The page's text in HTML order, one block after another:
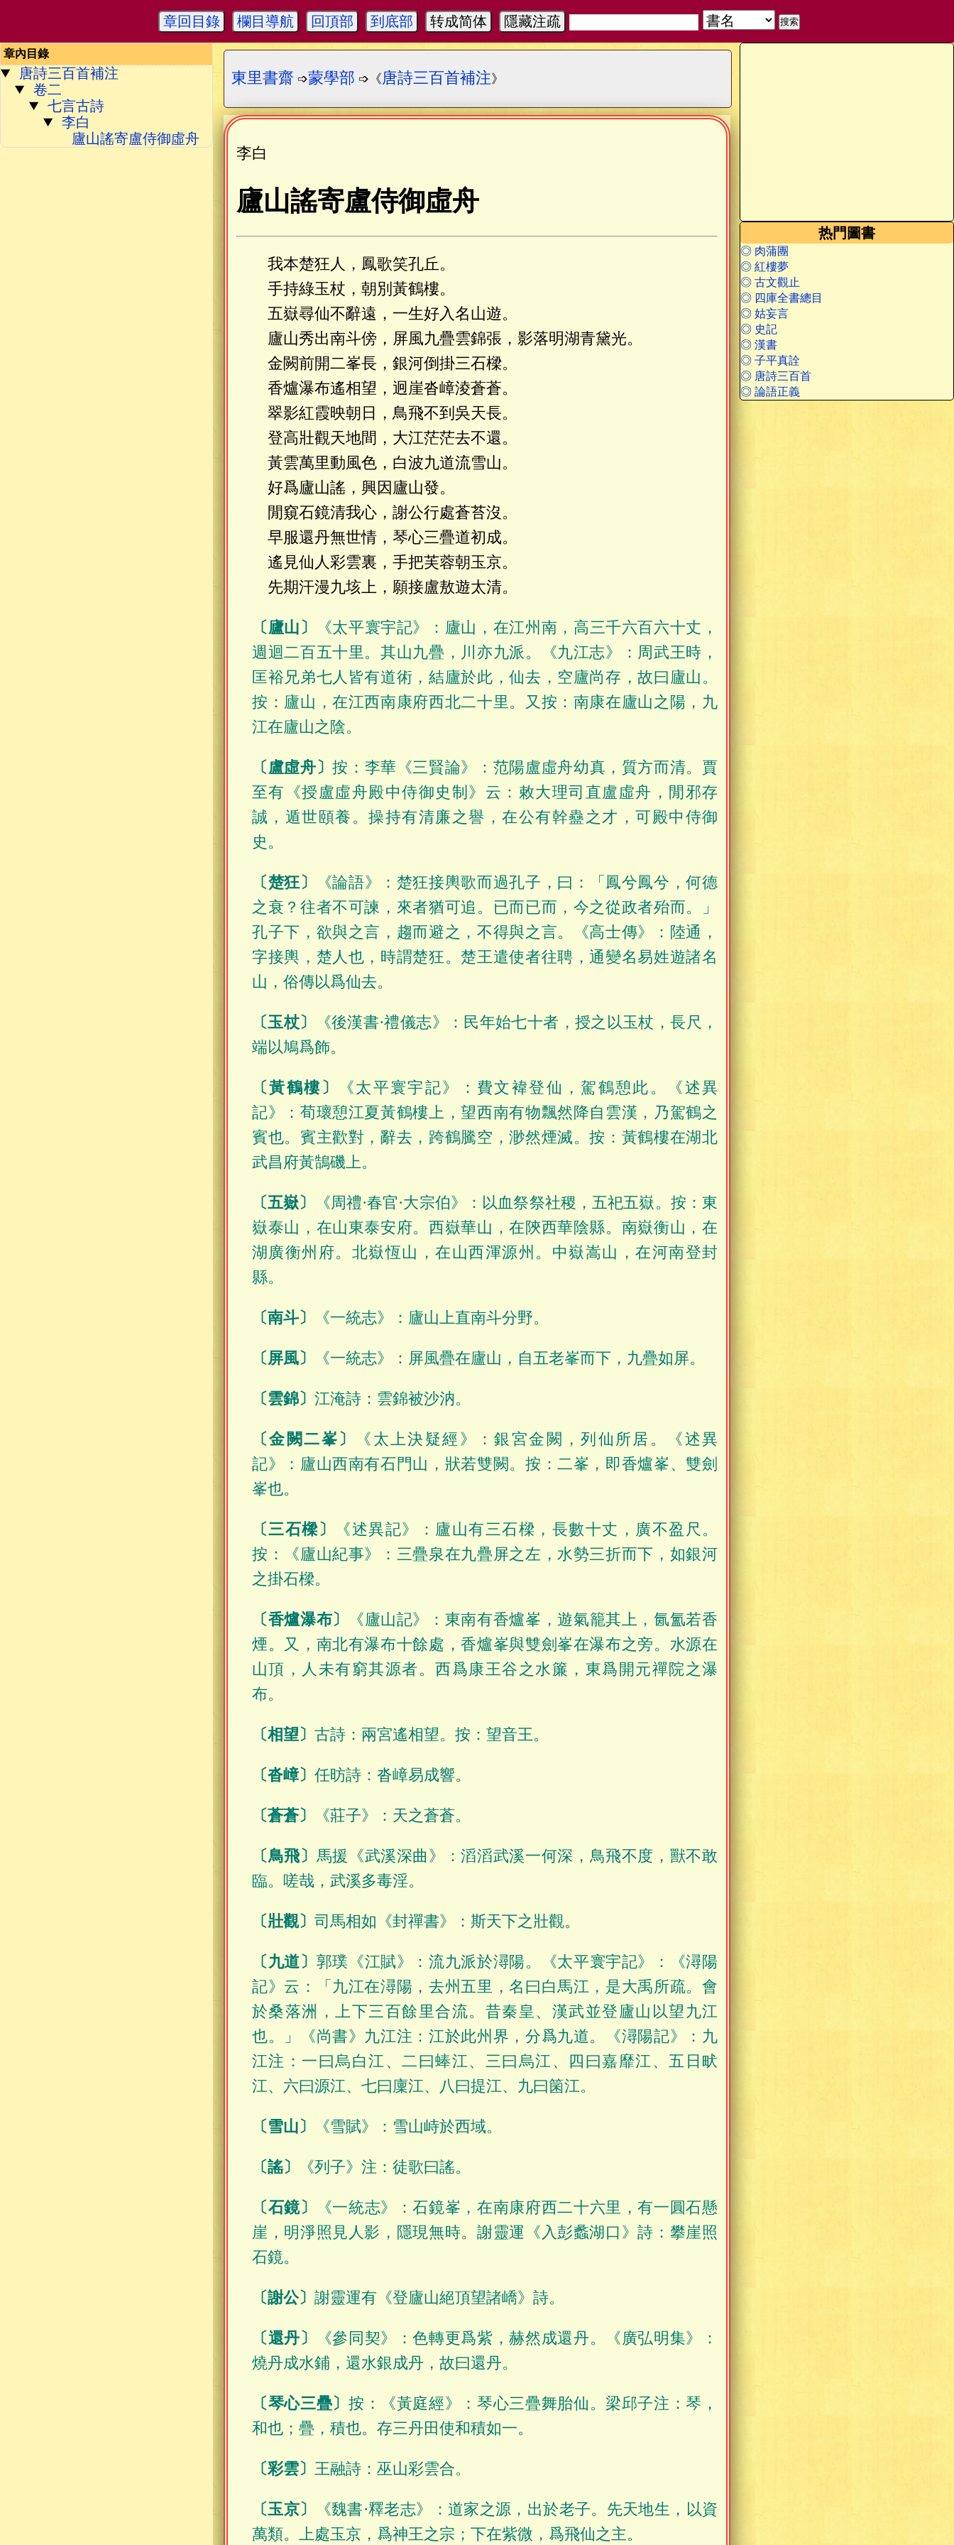
章回目錄 欄目導航 回頂部 到底部 转成简体 隱藏注疏
章內目錄
唐詩三百首補注
卷二
七言古詩
李白
廬山謠寄盧侍御虛舟
热門圖書
◎ 肉蒲團
◎ 紅樓夢
◎ 古文觀止
◎ 四庫全書總目
◎ 姑妄言
◎ 史記
◎ 漢書
◎ 子平真詮
◎ 唐詩三百首
◎ 論語正義
東里書齋 ➩蒙學部 ➩《唐詩三百首補注》
李白
廬山謠寄盧侍御虛舟
我本楚狂人，鳳歌笑孔丘。
手持綠玉杖，朝別黃鶴樓。
五嶽尋仙不辭遠，一生好入名山遊。
廬山秀出南斗傍，屏風九疊雲錦張，影落明湖青黛光。
金闕前開二峯長，銀河倒掛三石樑。
香爐瀑布遙相望，迥崖沓嶂淩蒼蒼。
翠影紅霞映朝日，鳥飛不到吳天長。
登高壯觀天地間，大江茫茫去不還。
黃雲萬里動風色，白波九道流雪山。
好爲廬山謠，興因廬山發。
閒窺石鏡清我心，謝公行處蒼苔沒。
早服還丹無世情，琴心三疊道初成。
遙見仙人彩雲裏，手把芙蓉朝玉京。
先期汗漫九垓上，願接盧敖遊太清。
〔廬山〕
《太平寰宇記》：廬山，在江州南，高三千六百六十丈，
週迴二百五十里。其山九疊，川亦九派。《九江志》：周武王時，
匡裕兄弟七人皆有道術，結廬於此，仙去，空廬尚存，故曰廬山。
按：廬山，在江西南康府西北二十里。又按：南康在廬山之陽，九
江在廬山之陰。
〔盧虛舟〕按：李華《三賢論》：范陽盧虛舟幼真，質方而清。賈
至有《授盧虛舟殿中侍御史制》云：敕大理司直盧虛舟，閒邪存
誠，遁世頤養。操持有清廉之譽，在公有幹蠱之才，可殿中侍御
史。
〔楚狂〕
《論語》：楚狂接輿歌而過孔子，曰：「鳳兮鳳兮，何德
之衰？往者不可諫，來者猶可追。已而已而，今之從政者殆而。」
孔子下，欲與之言，趨而避之，不得與之言。《高士傳》：陸通，
字接輿，楚人也，時謂楚狂。楚王遣使者往聘，通變名易姓遊諸名
山，俗傳以爲仙去。
〔玉杖〕
《後漢書·禮儀志》：民年始七十者，授之以玉杖，長尺，
端以鳩爲飾。
〔黃鶴樓〕
《太平寰宇記》：費文褘登仙，駕鶴憩此。《述異
記》：荀瓌憩江夏黃鶴樓上，望西南有物飄然降自雲漢，乃駕鶴之
賓也。賓主歡對，辭去，跨鶴騰空，渺然煙滅。按：黃鶴樓在湖北
武昌府黃鵠磯上。
〔五嶽〕
《周禮·春官·大宗伯》：以血祭祭社稷，五祀五嶽。按：東
嶽泰山，在山東泰安府。西嶽華山，在陝西華陰縣。南嶽衡山，在
湖廣衡州府。北嶽恆山，在山西渾源州。中嶽嵩山，在河南登封
縣。
〔南斗〕 《一統志》：廬山上直南斗分野。
〔屏風〕 《一統志》：屏風疊在廬山，自五老峯而下，九疊如屏。
〔雲錦〕 江淹詩：雲錦被沙汭。
〔金闕二峯〕
《太上決疑經》：銀宮金闕，列仙所居。《述異
記》：廬山西南有石門山，狀若雙闕。按：二峯，即香爐峯、雙劍
峯也。
〔三石樑〕
《述異記》：廬山有三石樑，長數十丈，廣不盈尺。
按：《廬山紀事》：三疊泉在九疊屏之左，水勢三折而下，如銀河
之掛石樑。
〔香爐瀑布〕
《廬山記》：東南有香爐峯，遊氣籠其上，氤氳若香
煙。又，南北有瀑布十餘處，香爐峯與雙劍峯在瀑布之旁。水源在
山頂，人未有窮其源者。西爲康王谷之水簾，東爲開元禪院之瀑
布。
〔相望〕 古詩：兩宮遙相望。按：望音王。
〔沓嶂〕 任昉詩：沓嶂易成響。
〔蒼蒼〕 《莊子》：天之蒼蒼。
〔鳥飛〕 馬援《武溪深曲》：滔滔武溪一何深，鳥飛不度，獸不敢
臨。嗟哉，武溪多毒淫。
〔壯觀〕 司馬相如《封禪書》：斯天下之壯觀。
〔九道〕 郭璞《江賦》：流九派於潯陽。《太平寰宇記》：《潯陽
記》云：「九江在潯陽，去州五里，名曰白馬江，是大禹所疏。會
於桑落洲，上下三百餘里合流。昔秦皇、漢武並登廬山以望九江
也。」《尚書》九江注：江於此州界，分爲九道。《潯陽記》：九
江注：一曰烏白江、二曰蜯江、三曰烏江、四曰嘉靡江、五日畎
江、六曰源江、七曰廩江、八曰提江、九曰箘江。
〔雪山〕 《雪賦》：雪山峙於西域。
〔謠〕 《列子》注：徒歌曰謠。
〔石鏡〕
《一統志》：石鏡峯，在南康府西二十六里，有一圓石懸
崖，明淨照見人影，隱現無時。謝靈運《入彭蠡湖口》詩：攀崖照
石鏡。
〔謝公〕 謝靈運有《登廬山絕頂望諸嶠》詩。
〔還丹〕
《參同契》：色轉更爲紫，赫然成還丹。《廣弘明集》：
燒丹成水鋪，還水銀成丹，故曰還丹。
〔琴心三疊〕 按：《黃庭經》：琴心三疊舞胎仙。梁邱子注：琴，
和也；疊，積也。存三丹田使和積如一。
〔彩雲〕 王融詩：巫山彩雲合。
〔玉京〕
《魏書·釋老志》：道家之源，出於老子。先天地生，以資
萬類。上處玉京，爲神王之宗；下在紫微，爲飛仙之主。